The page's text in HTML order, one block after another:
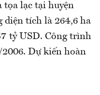
tọa lạc tại huyện
tích là 264,6 ha
tỷ USD. Công trình
Dự kiến hoàn